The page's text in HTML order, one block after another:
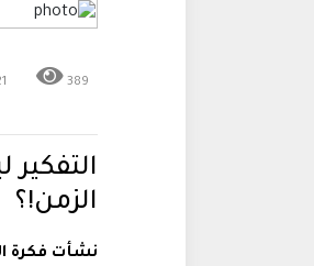
389
الزمن!؟
نشأت فكرة